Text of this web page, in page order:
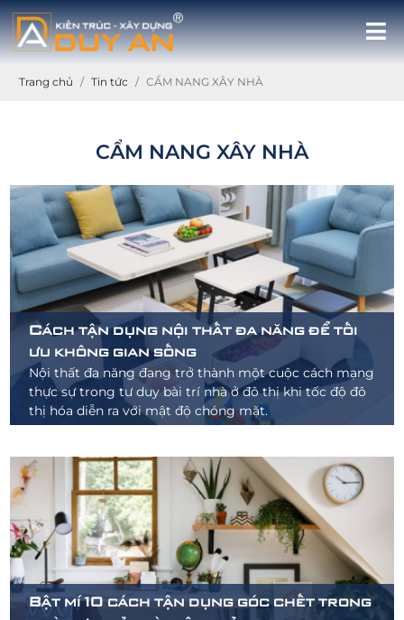
Trang chủ Tin tức CẨM NANG XÂY NHÀ
CẨM NANG XÂY NHÀ
Cách tận dụng nội thất đa năng để tối
ưu không gian sống
Nội thất đa năng đang trở thành một cuộc cách mạng
thực sự trong tư duy bài trí nhà ở đô thị khi tốc độ đô
thị hóa diễn ra với mật độ chóng mặt.
Bật mí 10 cách tận dụng góc chết trong